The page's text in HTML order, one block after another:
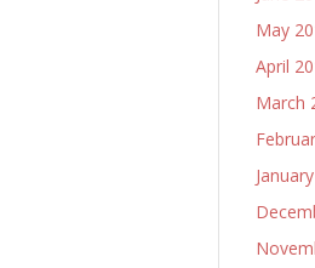
May
April
March